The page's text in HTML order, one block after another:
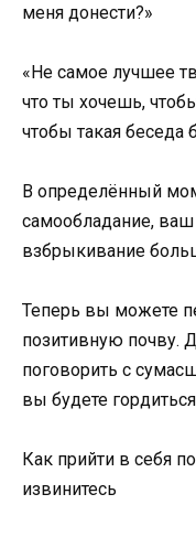
меня донести?»
«Не самое лучшее
что ты хочешь,
чтобы такая беседа
В определённый
самообладание,
взбрыкивание
Теперь вы можете
позитивную почву.
поговорить с
вы будете
Как прийти в себя
извинитесь